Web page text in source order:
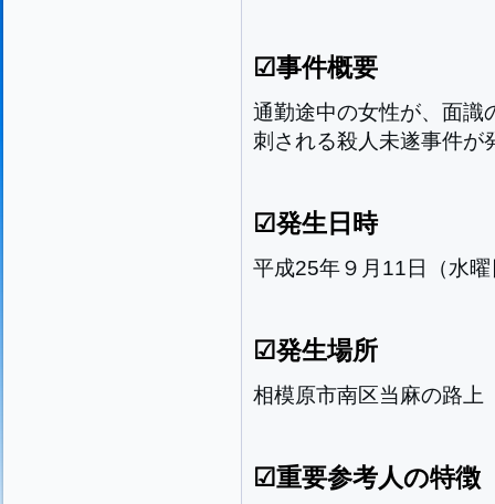
☑事件概要
通勤途中の女性が、面識
刺される殺人未遂事件が
☑発生日時
平成25年９月11日（水
☑発生場所
相模原市南区当麻の路上
☑重要参考人の特徴